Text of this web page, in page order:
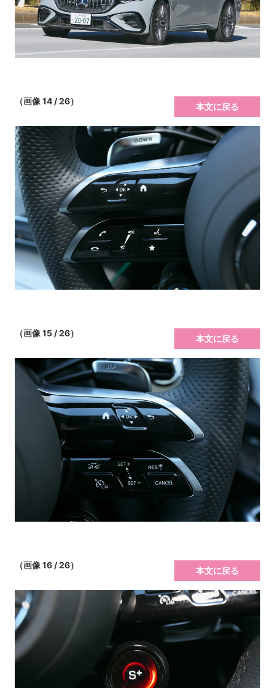
（画像 14 / 26）
本文に戻る
（画像 15 / 26）
本文に戻る
（画像 16 / 26）
本文に戻る